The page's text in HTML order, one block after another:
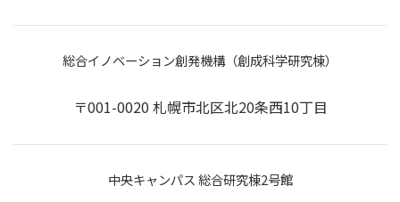
総合イノベーション創発機構（創成科学研究棟）
〒001-0020 札幌市北区北20条西10丁目
中央キャンパス 総合研究棟2号館